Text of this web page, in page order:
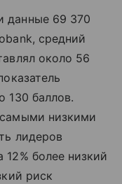
данные 69 370
средний
около 56
130 баллов.
низкими
лидеров
более низкий
риск